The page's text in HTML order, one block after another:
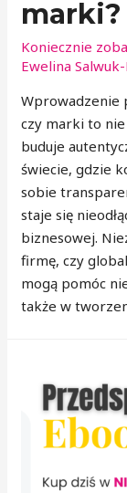
marki?
Koniecznie
Ewelina
Wprowadzenie
czy marki to
buduje
świecie, gdzie
sobie
staje się
biznesowej.
firmę, czy
mogą pomóc
także w